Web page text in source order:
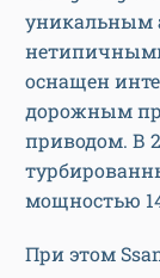
уникальным
оснащен
дорожным
приводом. В
мощностью
При этом